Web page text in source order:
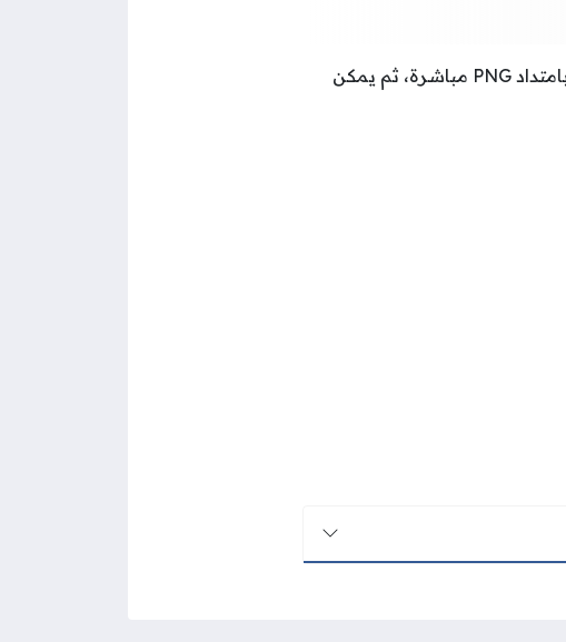
إمكانية تحميل شعار شركة نفط الكويت بامتداد PNG مباشرة، ثم يمكن